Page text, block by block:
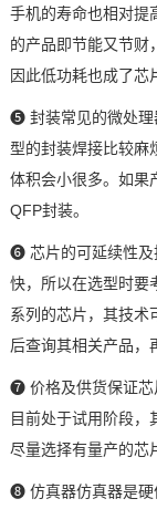
手机的寿命也相对提
的产品即节能又节财
因此低功耗也成了芯
❺ 封装常见的微处理
型的封装焊接比较麻
体积会小很多。如果
QFP封装。
❻ 芯片的可延续性及
快，所以在选型时要
系列的芯片，其技术
后查询其相关产品，
❼ 价格及供货保证芯
目前处于试用阶段
尽量选择有量产的芯
❽ 仿真器仿真器是硬